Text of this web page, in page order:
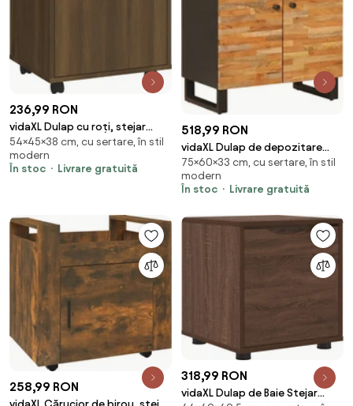
236,99 RON
vidaXL Dulap cu roți, stejar
maro, 45x38x54 cm, lemn
prelucrat
54×45×38 cm, cu sertare, în stil
modern
În stoc
Livrare gratuită
518,99 RON
vidaXL Dulap de depozitare
Maro 60 x 33 x 75 cm Lemn de
mango solid
75×60×33 cm, cu sertare, în stil
modern
În stoc
Livrare gratuită
258,99 RON
318,99 RON
vidaXL Dulap de Baie Stejar